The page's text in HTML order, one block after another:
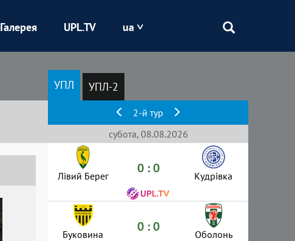
Кривбас
Оболонь
Галерея UPL.TV ua
УПЛ УПЛ-2
2-й тур
субота, 08.08.2026
Лівий Берег 0 : 0 Кудрівка
Буковина 0 : 0 Оболонь